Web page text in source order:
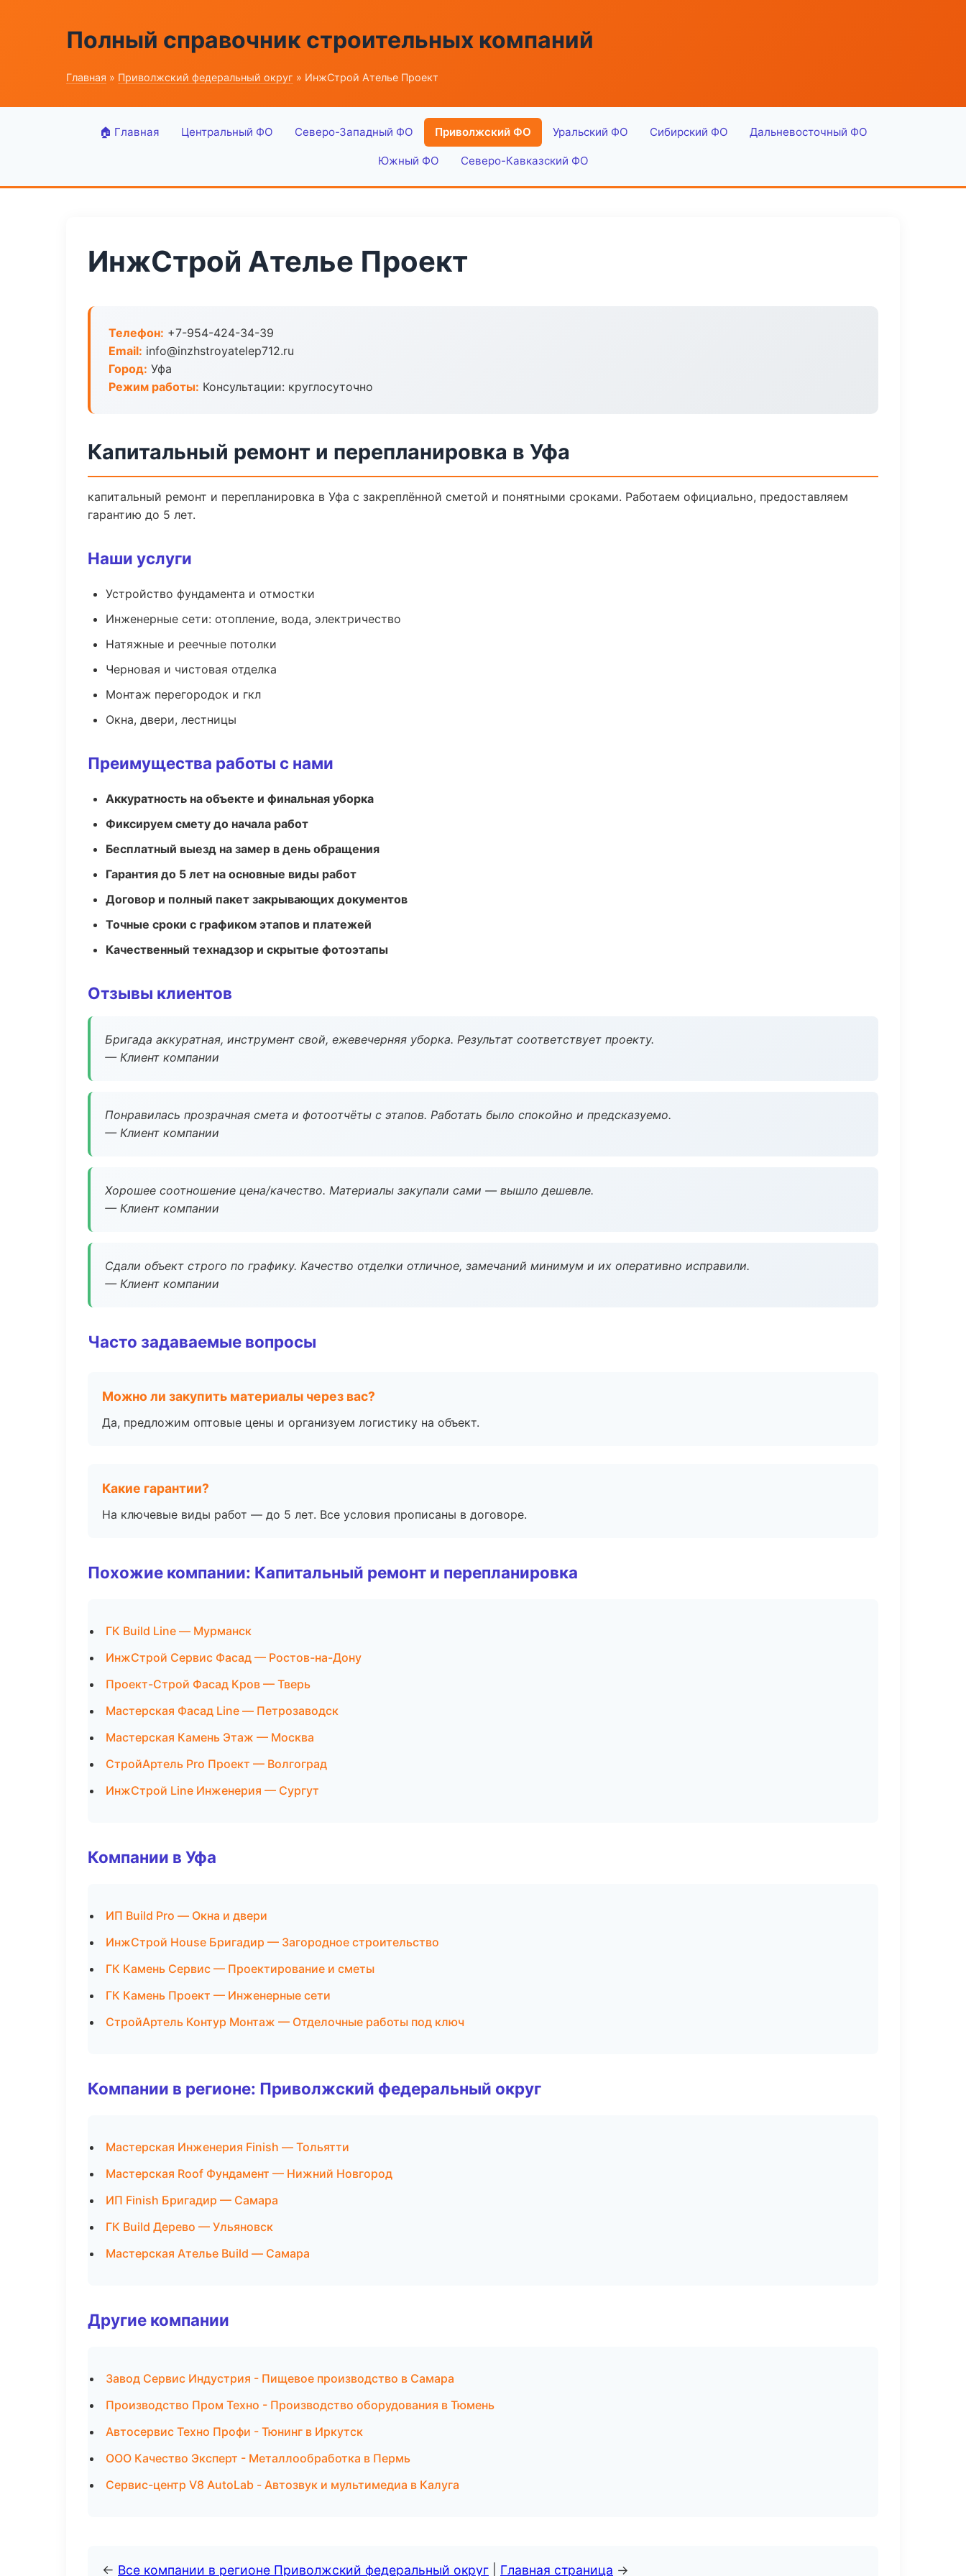
Полный справочник строительных компаний
Главная » Приволжский федеральный округ » ИнжСтрой Ателье Проект
🏠 Главная Центральный ФО Северо-Западный ФО Приволжский ФО Уральский ФО Сибирский ФО Дальневосточный ФО
Южный ФО Северо-Кавказский ФО
ИнжСтрой Ателье Проект
Телефон: +7-954-424-34-39
Email: info@inzhstroyatelep712.ru
Город: Уфа
Режим работы: Консультации: круглосуточно
Капитальный ремонт и перепланировка в Уфа
капитальный ремонт и перепланировка в Уфа с закреплённой сметой и понятными сроками. Работаем официально, предоставляем
гарантию до 5 лет.
Наши услуги
Устройство фундамента и отмостки
Инженерные сети: отопление, вода, электричество
Натяжные и реечные потолки
Черновая и чистовая отделка
Монтаж перегородок и гкл
Окна, двери, лестницы
Преимущества работы с нами
Аккуратность на объекте и финальная уборка
Фиксируем смету до начала работ
Бесплатный выезд на замер в день обращения
Гарантия до 5 лет на основные виды работ
Договор и полный пакет закрывающих документов
Точные сроки с графиком этапов и платежей
Качественный технадзор и скрытые фотоэтапы
Отзывы клиентов
Бригада аккуратная, инструмент свой, ежевечерняя уборка. Результат соответствует проекту.
— Клиент компании
Понравилась прозрачная смета и фотоотчёты с этапов. Работать было спокойно и предсказуемо.
— Клиент компании
Хорошее соотношение цена/качество. Материалы закупали сами — вышло дешевле.
— Клиент компании
Сдали объект строго по графику. Качество отделки отличное, замечаний минимум и их оперативно исправили.
— Клиент компании
Часто задаваемые вопросы
Можно ли закупить материалы через вас?
Да, предложим оптовые цены и организуем логистику на объект.
Какие гарантии?
На ключевые виды работ — до 5 лет. Все условия прописаны в договоре.
Похожие компании: Капитальный ремонт и перепланировка
ГК Build Line — Мурманск
ИнжСтрой Сервис Фасад — Ростов-на-Дону
Проект-Строй Фасад Кров — Тверь
Мастерская Фасад Line — Петрозаводск
Мастерская Камень Этаж — Москва
СтройАртель Pro Проект — Волгоград
ИнжСтрой Line Инженерия — Сургут
Компании в Уфа
ИП Build Pro — Окна и двери
ИнжСтрой House Бригадир — Загородное строительство
ГК Камень Сервис — Проектирование и сметы
ГК Камень Проект — Инженерные сети
СтройАртель Контур Монтаж — Отделочные работы под ключ
Компании в регионе: Приволжский федеральный округ
Мастерская Инженерия Finish — Тольятти
Мастерская Roof Фундамент — Нижний Новгород
ИП Finish Бригадир — Самара
ГК Build Дерево — Ульяновск
Мастерская Ателье Build — Самара
Другие компании
Завод Сервис Индустрия - Пищевое производство в Самара
Производство Пром Техно - Производство оборудования в Тюмень
Автосервис Техно Профи - Тюнинг в Иркутск
ООО Качество Эксперт - Металлообработка в Пермь
Сервис-центр V8 AutoLab - Автозвук и мультимедиа в Калуга
← Все компании в регионе Приволжский федеральный округ Главная страница →